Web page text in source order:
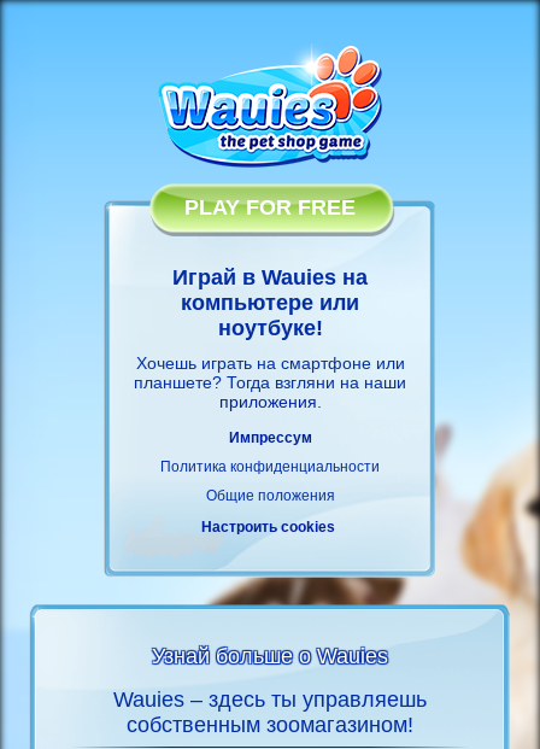
PLAY FOR FREE
Играй в Wauies на
компьютере или
ноутбуке!
Хочешь играть на смартфоне или
планшете? Тогда взгляни на наши
приложения
Импрессум
Политика конфиденциальности
Общие положения
Настроить cookies
Узнай больше о Wauies
Wauies – здесь ты управляешь
собственным зоомагазином!